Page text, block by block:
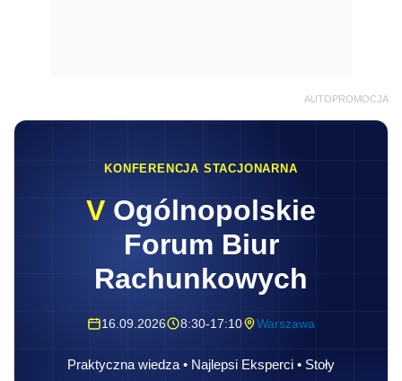
AUTOPROMOCJA
KONFERENCJA STACJONARNA
V Ogólnopolskie
Forum Biur
Rachunkowych
16.09.2026 8:30-17:10 Warszawa
Praktyczna wiedza • Najlepsi Eksperci • Stoły